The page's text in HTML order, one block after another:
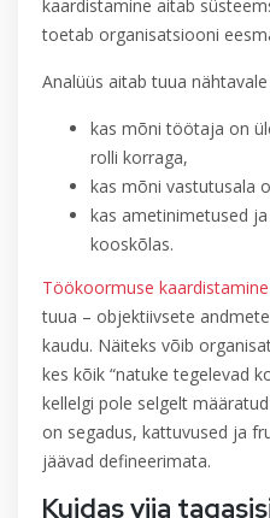
kaardistamine aitab
toetab organisatsiooni
Analüüs aitab tuua
kas mõni töötaja on
rolli korraga,
kas mõni vastutusala
kas ametinimetused
kooskõlas.
Töökoormuse kaardistamine
tuua – objektiivsete
kaudu. Näiteks võib
kes kõik “natuke tegelevad
kellelgi pole selgelt
on segadus, kattuvused ja
jäävad defineerimata.
Kuidas viia